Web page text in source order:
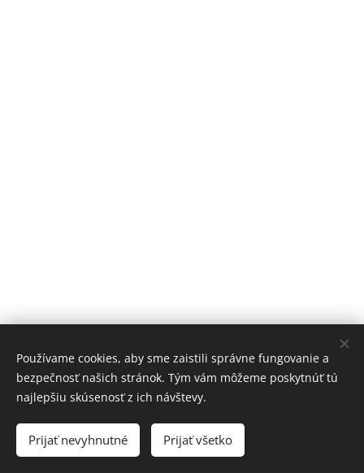
vk.com/informer.slovensko
Youtube/informer-slovensko
Vytvorené službouWebnode
Používame cookies, aby sme zaistili správne fungovanie a
bezpečnosť našich stránok. Tým vám môžeme poskytnúť tú
najlepšiu skúsenosť z ich návštevy.
Prijať nevyhnutné Prijať všetko